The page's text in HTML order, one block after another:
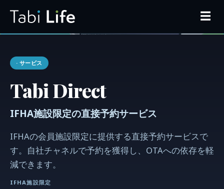
☰
· サービス
Tabi Direct
IFHA施設限定の直接予約サービス
IFHAの会員施設限定に提供する直接予約サービスで
す。自社チャネルで予約を獲得し、OTAへの依存を軽
減できます。
IFHA施設限定